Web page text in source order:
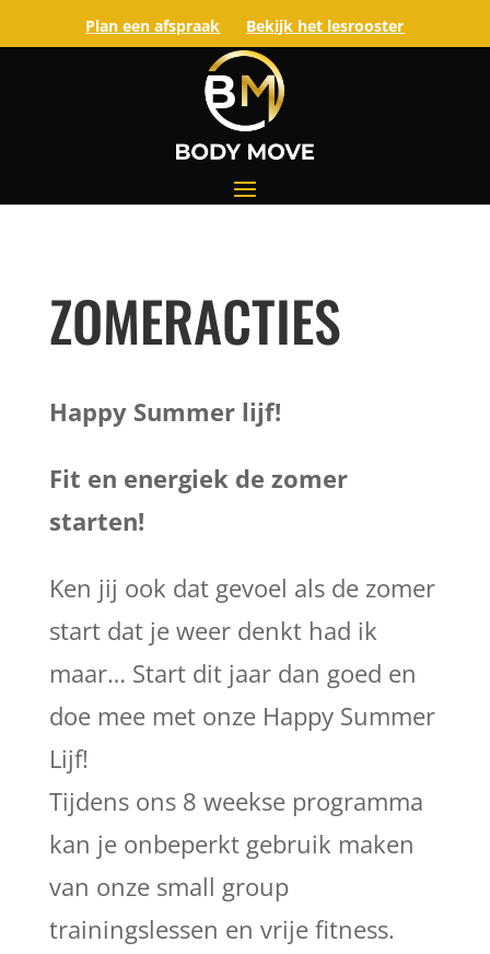
Plan een afspraak Bekijk het lesrooster
ZOMERACTIES
Happy Summer lijf!
Fit en energiek de zomer
starten!
Ken jij ook dat gevoel als de zomer
start dat je weer denkt had ik
maar… Start dit jaar dan goed en
doe mee met onze Happy Summer
Lijf!
Tijdens ons 8 weekse programma
kan je onbeperkt gebruik maken
van onze small group
trainingslessen en vrije fitness.